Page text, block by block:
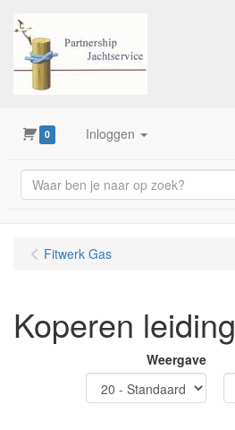
0 Inloggen
Fitwerk Gas
Koperen leiding
Weergave